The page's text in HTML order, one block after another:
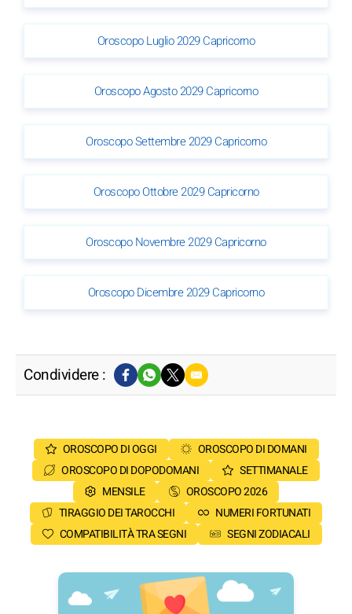
Oroscopo Luglio 2029 Capricorno
Oroscopo Agosto 2029 Capricorno
Oroscopo Settembre 2029 Capricorno
Oroscopo Ottobre 2029 Capricorno
Oroscopo Novembre 2029 Capricorno
Oroscopo Dicembre 2029 Capricorno
Condividere :
OROSCOPO DI OGGI
OROSCOPO DI DOMANI
OROSCOPO DI DOPODOMANI
SETTIMANALE
MENSILE
OROSCOPO 2026
TIRAGGIO DEI TAROCCHI
NUMERI FORTUNATI
COMPATIBILITÀ TRA SEGNI
SEGNI ZODIACALI